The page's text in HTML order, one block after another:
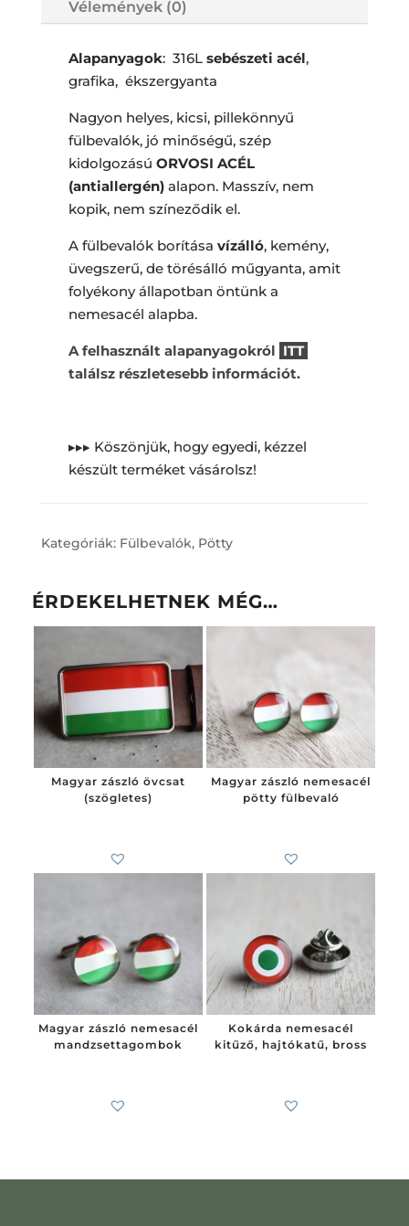
Vélemények (0)
Alapanyagok: 316Lsebészeti acél,
grafika, ékszergyanta
Nagyon helyes, kicsi, pillekönnyű
fülbevalók, jó minőségű, szép
kidolgozású ORVOSI ACÉL
(antiallergén) alapon. Masszív, nem
kopik, nem színeződik el.
A fülbevalók borítása vízálló, kemény,
üvegszerű, de törésálló műgyanta, amit
folyékony állapotban öntünk a
nemesacél alapba.
A felhasznált alapanyagokról ITT
találsz részletesebb információt.
▸▸▸ Köszönjük, hogy egyedi, kézzel
készült terméket vásárolsz!
Kategóriák: Fülbevalók, Pötty
ÉRDEKELHETNEK MÉG…
Magyar zászló övcsat
(szögletes)
Magyar zászló nemesacél
pötty fülbevaló
Magyar zászló nemesacél
mandzsettagombok
Kokárda nemesacél
kitűző, hajtókatű, bross